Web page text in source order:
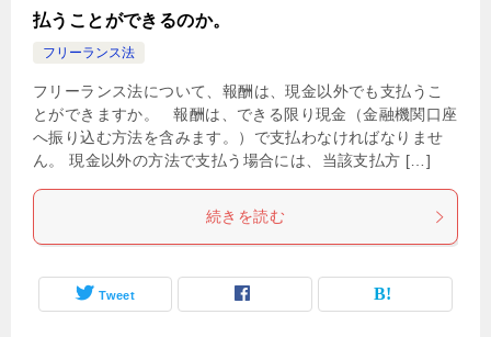
払うことができるのか。
フリーランス法
フリーランス法について、報酬は、現金以外でも支払うこ
とができますか。 報酬は、できる限り現金（金融機関口座
へ振り込む方法を含みます。）で支払わなければなりませ
ん。 現金以外の方法で支払う場合には、当該支払方 […]
続きを読む
Tweet